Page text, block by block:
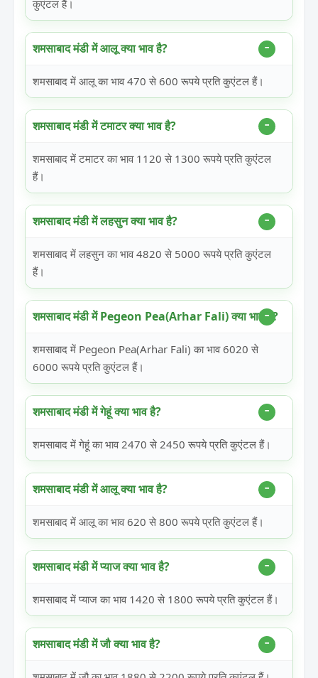
कुएंटल हैं।
शमसाबाद मंडी में आलू क्या भाव है?
शमसाबाद में आलू का भाव 470 से 600 रूपये प्रति कुएंटल हैं।
शमसाबाद मंडी में टमाटर क्या भाव है?
शमसाबाद में टमाटर का भाव 1120 से 1300 रूपये प्रति कुएंटल
हैं।
शमसाबाद मंडी में लहसुन क्या भाव है?
शमसाबाद में लहसुन का भाव 4820 से 5000 रूपये प्रति कुएंटल
हैं।
शमसाबाद मंडी में Pegeon Pea(Arhar Fali) क्या भाव है?
शमसाबाद में Pegeon Pea(Arhar Fali) का भाव 6020 से
6000 रूपये प्रति कुएंटल हैं।
शमसाबाद मंडी में गेहूं क्या भाव है?
शमसाबाद में गेहूं का भाव 2470 से 2450 रूपये प्रति कुएंटल हैं।
शमसाबाद मंडी में आलू क्या भाव है?
शमसाबाद में आलू का भाव 620 से 800 रूपये प्रति कुएंटल हैं।
शमसाबाद मंडी में प्याज क्या भाव है?
शमसाबाद में प्याज का भाव 1420 से 1800 रूपये प्रति कुएंटल हैं।
शमसाबाद मंडी में जौ क्या भाव है?